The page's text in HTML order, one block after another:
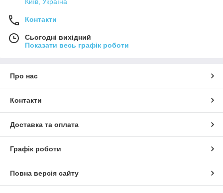
Контакти
Сьогодні вихідний
Показати весь графік роботи
Про нас
Контакти
Доставка та оплата
Графік роботи
Повна версія сайту